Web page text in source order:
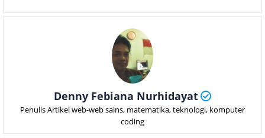
Denny Febiana Nurhidayat
Penulis Artikel web-web sains, matematika, teknologi, komputer
coding